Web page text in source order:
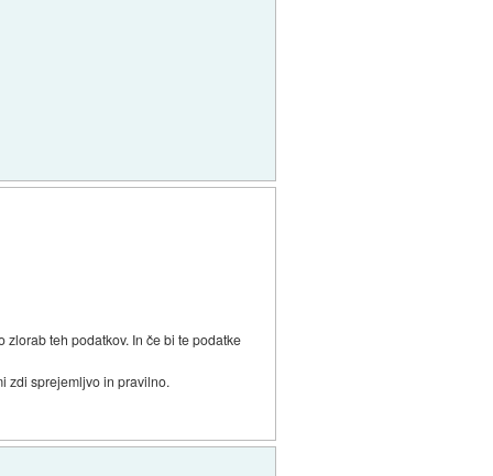
teh podatkov. In če bi te podatke
zdi sprejemljvo in pravilno.